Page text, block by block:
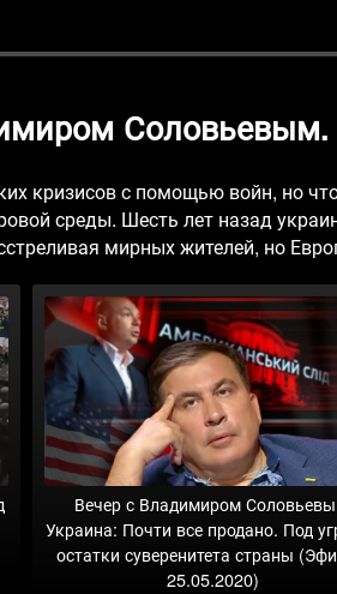
кризисов с помощью войн, но
среды. Шесть лет назад
мирных жителей, но
Вечер с Владимиром
Украина: Почти все продано. Под
остатки суверенитета страны
25.05.2020)